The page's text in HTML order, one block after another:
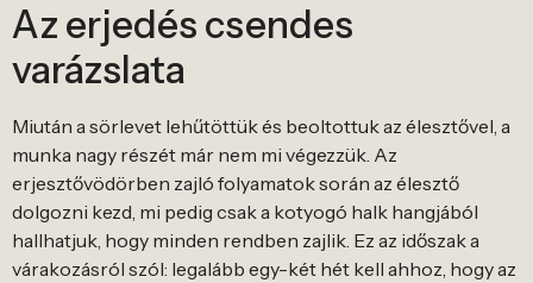
Az erjedés csendes
varázslata
Miután a sörlevet lehűtöttük és beoltottuk az élesztővel, a
munka nagy részét már nem mi végezzük. Az
erjesztővödörben zajló folyamatok során az élesztő
dolgozni kezd, mi pedig csak a kotyogó halk hangjából
hallhatjuk, hogy minden rendben zajlik. Ez az időszak a
várakozásról szól: legalább egy-két hét kell ahhoz, hogy az